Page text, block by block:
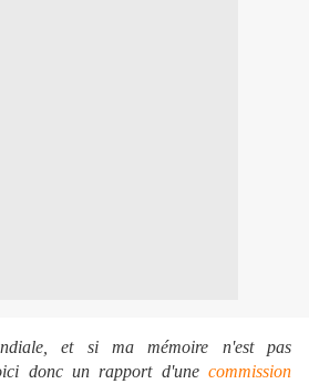
et si ma mémoire n'est pas
donc un rapport d'une commission